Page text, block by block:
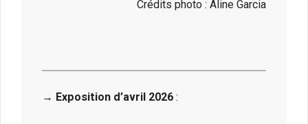
Crédits photo : Aline Garcia
→ Exposition d’avril 2026 :